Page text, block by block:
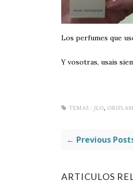
Los perfumes que
Y vosotras, usais
TEMAS : JLO,
← Previous
ARTICULOS